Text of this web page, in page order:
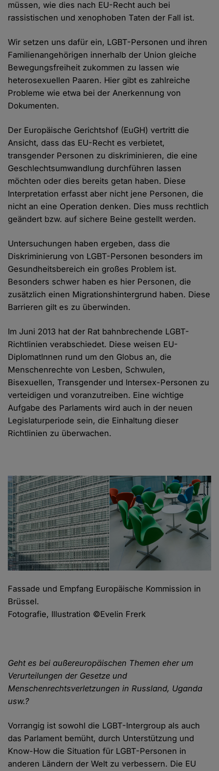
müssen, wie dies nach EU-Recht auch bei
rassistischen und xenophoben Taten der Fall ist.
Wir setzen uns dafür ein, LGBT-Personen und ihren
Familienangehörigen innerhalb der Union gleiche
Bewegungsfreiheit zukommen zu lassen wie
heterosexuellen Paaren. Hier gibt es zahlreiche
Probleme wie etwa bei der Anerkennung von
Dokumenten.
Der Europäische Gerichtshof (EuGH) vertritt die
Ansicht, dass das EU-Recht es verbietet,
transgender Personen zu diskriminieren, die eine
Geschlechtsumwandlung durchführen lassen
möchten oder dies bereits getan haben. Diese
Interpretation erfasst aber nicht jene Personen, die
nicht an eine Operation denken. Dies muss rechtlich
geändert bzw. auf sichere Beine gestellt werden.
Untersuchungen haben ergeben, dass die
Diskriminierung von LGBT-Personen besonders im
Gesundheitsbereich ein großes Problem ist.
Besonders schwer haben es hier Personen, die
zusätzlich einen Migrationshintergrund haben. Diese
Barrieren gilt es zu überwinden.
Im Juni 2013 hat der Rat bahnbrechende LGBT-
Richtlinien verabschiedet. Diese weisen EU-
DiplomatInnen rund um den Globus an, die
Menschenrechte von Lesben, Schwulen,
Bisexuellen, Transgender und Intersex-Personen zu
verteidigen und voranzutreiben. Eine wichtige
Aufgabe des Parlaments wird auch in der neuen
Legislaturperiode sein, die Einhaltung dieser
Richtlinien zu überwachen.
Fassade und Empfang Europäische Kommission in
Brüssel.
Fotografie, Illustration ©Evelin Frerk
Geht es bei außereuropäischen Themen eher um
Verurteilungen der Gesetze und
Menschenrechtsverletzungen in Russland, Uganda
usw.?
Vorrangig ist sowohl die LGBT-Intergroup als auch
das Parlament bemüht, durch Unterstützung und
Know-How die Situation für LGBT-Personen in
anderen Ländern der Welt zu verbessern. Die EU